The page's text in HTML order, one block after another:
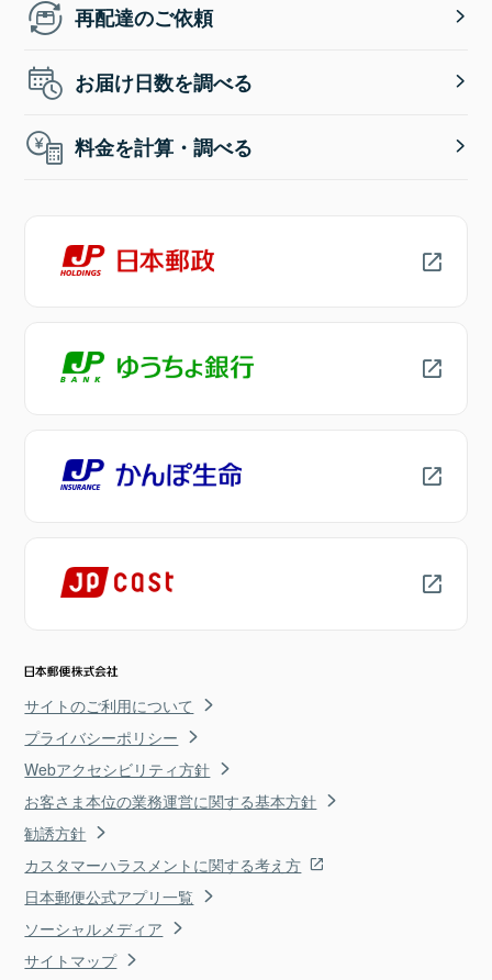
再配達のご依頼
お届け日数を調べる
料金を計算・調べる
サイトのご利用について
プライバシーポリシー
Webアクセシビリティ方針
お客さま本位の業務運営に関する基本方針
勧誘方針
カスタマーハラスメントに関する考え方
日本郵便公式アプリ一覧
ソーシャルメディア
サイトマップ